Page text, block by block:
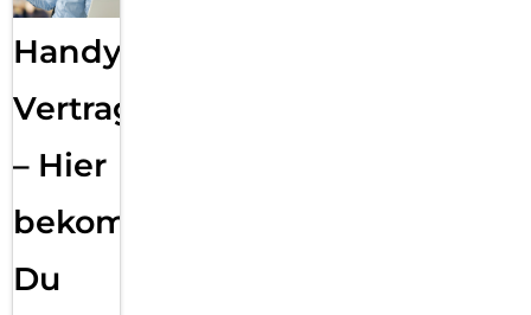
Handy
Vertragsabwicklung
– Hier
bekommst
Du